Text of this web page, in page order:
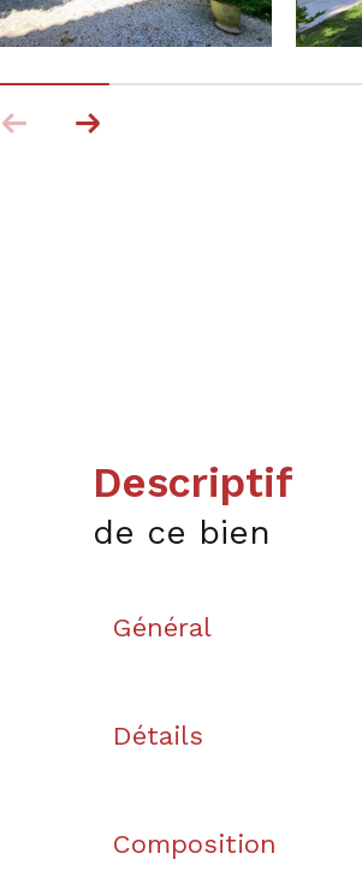
descriptif
de ce bien
Général
Détails
Composition